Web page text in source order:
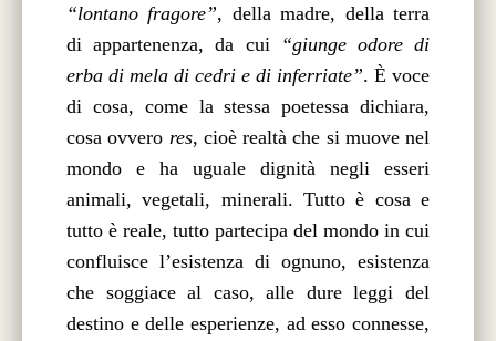
“lontano fragore”, della madre, della terra
di appartenenza, da cui
“giunge odore di
erba di mela di cedri e di inferriate”. È voce
di cosa, come la stessa poetessa dichiara,
cosa ovvero res, cioè realtà che si muove nel
mondo e ha uguale dignità negli esseri
animali, vegetali, minerali. Tutto è cosa e
tutto è reale, tutto partecipa del mondo in cui
confluisce l’esistenza di ognuno, esistenza
che soggiace al caso, alle dure leggi del
destino e delle esperienze, ad esso connesse,